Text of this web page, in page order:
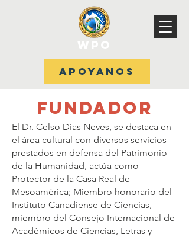
APOYANOS
FUNDADOR
El Dr. Celso Dias Neves, se destaca en
el área cultural con diversos servicios
prestados en defensa del Patrimonio
de la Humanidad, actúa como
Protector de la Casa Real de
Mesoamérica; Miembro honorario del
Instituto Canadiense de Ciencias,
miembro del Consejo Internacional de
Académicos de Ciencias, Letras y